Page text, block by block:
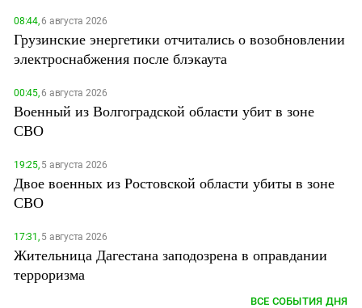
08:44,6 августа 2026
Грузинские энергетики отчитались о возобновлении
электроснабжения после блэкаута
00:45,6 августа 2026
Военный из Волгоградской области убит в зоне
СВО
19:25,5 августа 2026
Двое военных из Ростовской области убиты в зоне
СВО
17:31,5 августа 2026
Жительница Дагестана заподозрена в оправдании
терроризма
ВСЕ СОБЫТИЯ ДНЯ